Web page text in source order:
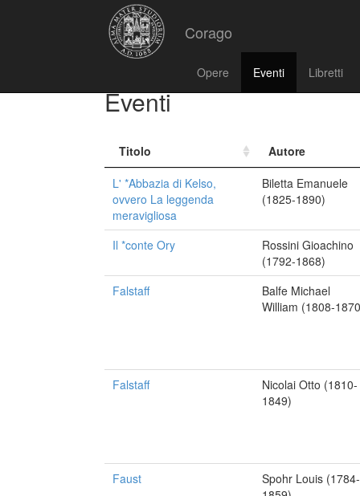
Corago
Opere Eventi Libretti
Eventi
Titolo
Autore
L' *Abbazia di Kelso,
ovvero La leggenda
meravigliosa
Biletta Emanuele
(1825-1890)
Il *conte Ory
Rossini Gioachino
(1792-1868)
Falstaff
Balfe Michael
William (1808-
Falstaff
Nicolai Otto (1810-
1849)
Faust
Spohr Louis (1784-